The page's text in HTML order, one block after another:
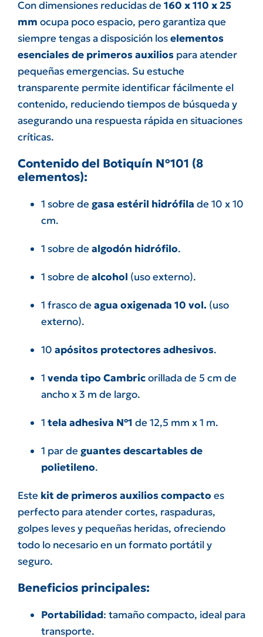
Con dimensiones reducidas de160 x 110 x 25
mm ocupa poco espacio, pero garantiza que
siempre tengas a disposición loselementos
esenciales de primeros auxilios para atender
pequeñas emergencias. Su estuche
transparente permite identificar fácilmente el
contenido, reduciendo tiempos de búsqueda y
asegurando una respuesta rápida en situaciones
críticas.
Contenido del Botiquín Nº101 (8
elementos):
1 sobre de gasa estéril hidrófila de 10 x 10
cm.
1 sobre dealgodón hidrófilo.
1 sobre dealcohol (uso externo).
1 frasco deagua oxigenada 10 vol. (uso
externo).
10 apósitos protectores adhesivos.
1 venda tipo Cambricorillada de 5 cm de
ancho x 3 m de largo.
1 tela adhesiva Nº1 de 12,5 mm x 1 m.
1 par de guantes descartables de
polietileno.
Este kit de primeros auxilios compacto es
perfecto para atender cortes, raspaduras,
golpes leves y pequeñas heridas, ofreciendo
todo lo necesario en un formato portátil y
seguro.
Beneficios principales:
Portabilidad: tamaño compacto, ideal para
transporte.